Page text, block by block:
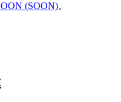
(SOON)。